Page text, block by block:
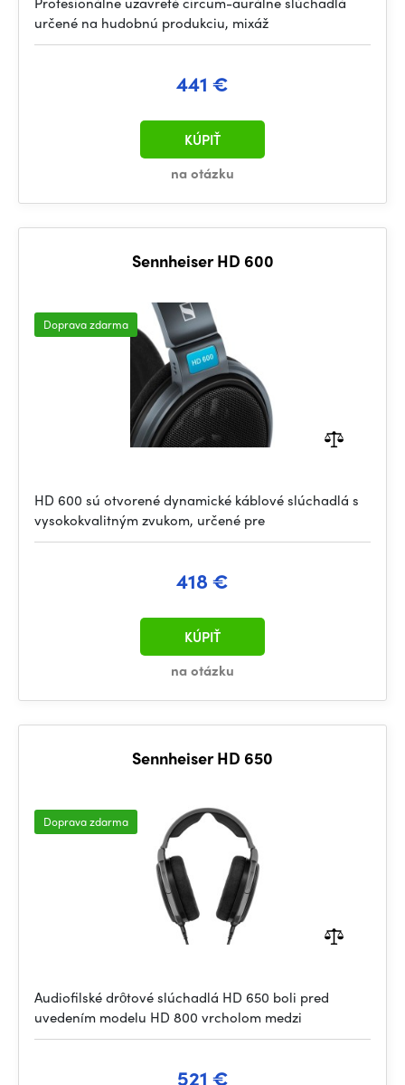
určené na hudobnú produkciu, mixáž
441 €
na otázku
KÚPIŤ
Sennheiser HD 600
Doprava zdarma
HD 600 sú otvorené dynamické káblové slúchadlá s
vysokokvalitným zvukom, určené pre
418 €
na otázku
KÚPIŤ
Sennheiser HD 650
Doprava zdarma
Audiofilské drôtové slúchadlá HD 650 boli pred
uvedením modelu HD 800 vrcholom medzi
521 €